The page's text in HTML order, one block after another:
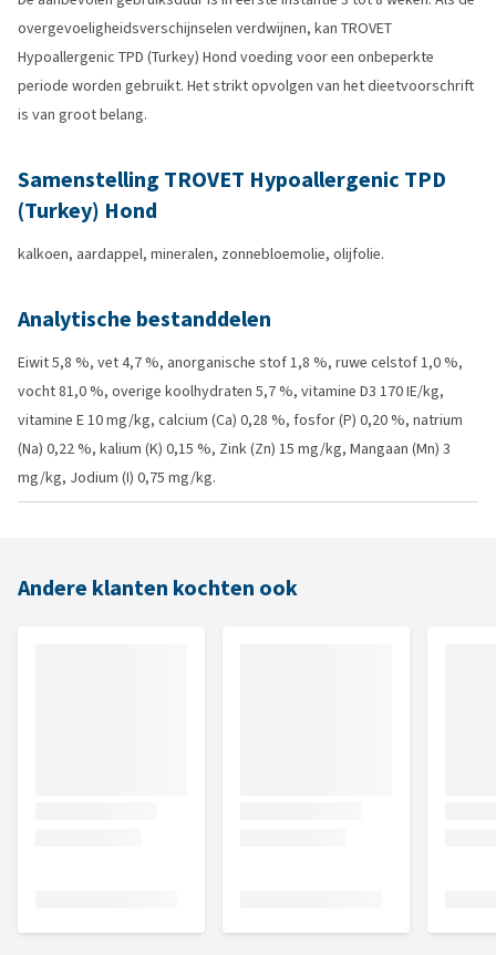
overgevoeligheidsverschijnselen verdwijnen, kan TROVET
Hypoallergenic TPD (Turkey) Hond voeding voor een onbeperkte
periode worden gebruikt. Het strikt opvolgen van het dieetvoorschrift
is van groot belang.
Samenstelling TROVET Hypoallergenic TPD
(Turkey) Hond
kalkoen, aardappel, mineralen, zonnebloemolie, olijfolie.
Analytische bestanddelen
Eiwit 5,8 %, vet 4,7 %, anorganische stof 1,8 %, ruwe celstof 1,0 %,
vocht 81,0 %, overige koolhydraten 5,7 %, vitamine D3 170 IE/kg,
vitamine E 10 mg/kg, calcium (Ca) 0,28 %, fosfor (P) 0,20 %, natrium
(Na) 0,22 %, kalium (K) 0,15 %, Zink (Zn) 15 mg/kg, Mangaan (Mn) 3
mg/kg, Jodium (I) 0,75 mg/kg.
Andere klanten kochten ook